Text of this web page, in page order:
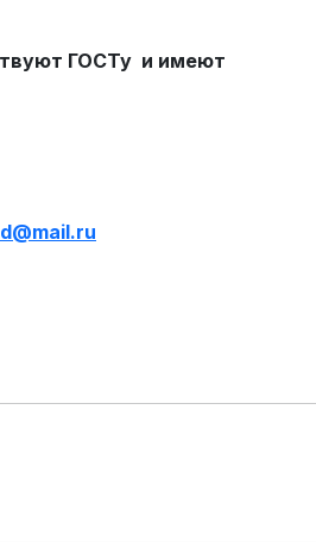
ГОСТу и имеют
@mail.ru